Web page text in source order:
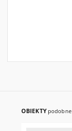
OBIEKTY podobne